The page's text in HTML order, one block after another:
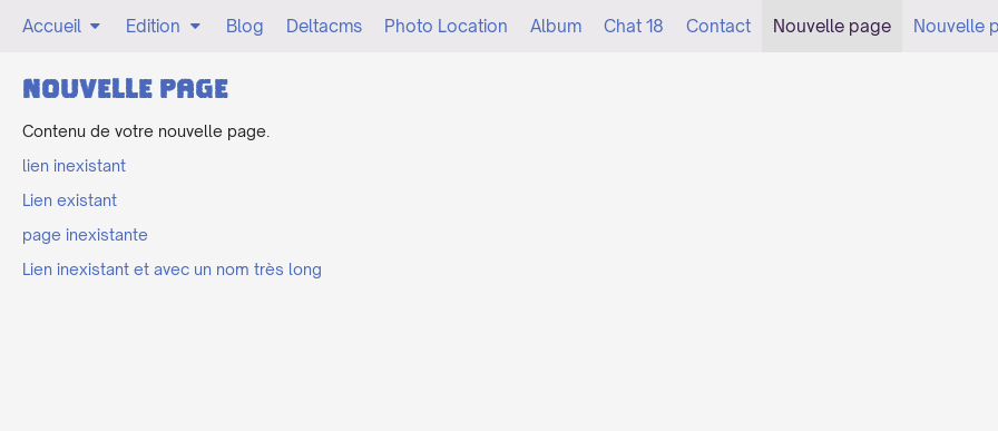
Accueil Edition Blog Deltacms Photo Location Album Chat 18 Contact Nouvelle page Nouvelle
Nouvelle page
Contenu de votre nouvelle page.
lien inexistant
Lien existant
page inexistante
Lien inexistant et avec un nom très long